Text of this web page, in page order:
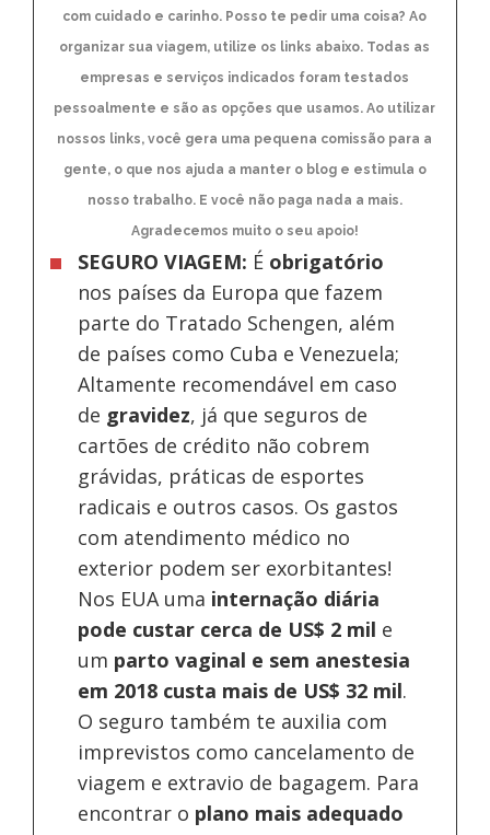
com cuidado e carinho. Posso te pedir uma coisa? Ao
organizar sua viagem, utilize os links abaixo. Todas as
empresas e serviços indicados foram testados
pessoalmente e são as opções que usamos. Ao utilizar
nossos links, você gera uma pequena comissão para a
gente, o que nos ajuda a manter o blog e estimula o
nosso trabalho. E você não paga nada a mais.
Agradecemos muito o seu apoio!
SEGURO VIAGEM: É obrigatório
nos países da Europa que fazem
parte do Tratado Schengen, além
de países como Cuba e Venezuela;
Altamente recomendável em caso
de gravidez, já que seguros de
cartões de crédito não cobrem
grávidas, práticas de esportes
radicais e outros casos. Os gastos
com atendimento médico no
exterior podem ser exorbitantes!
Nos EUA uma internação diária
pode custar cerca de US$ 2 mil e
um parto vaginal e sem anestesia
em 2018 custa mais de US$ 32 mil.
O seguro também te auxilia com
imprevistos como cancelamento de
viagem e extravio de bagagem. Para
encontrar o plano mais adequado